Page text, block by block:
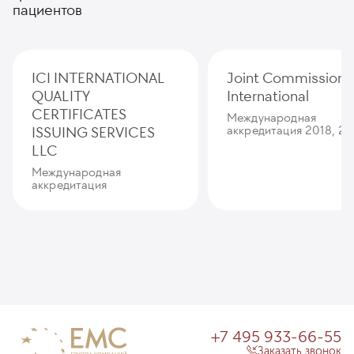
пациентов
ICI INTERNATIONAL
QUALITY
CERTIFICATES
ISSUING SERVICES
LLC
Международная
аккредитация
Joint Commission
International
Международная
аккредитация 2018,
+7 495 933-66-55
Заказать звонок